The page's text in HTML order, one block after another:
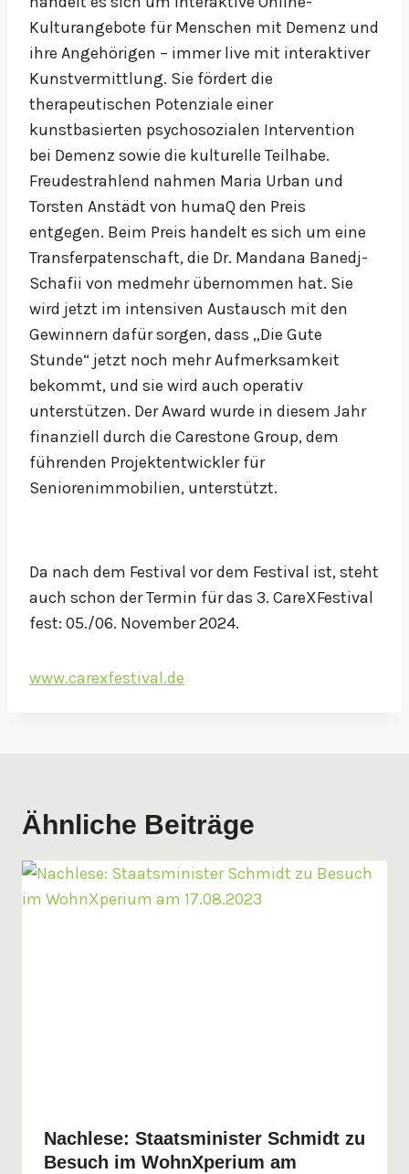
Kulturangebote für Menschen mit Demenz und
ihre Angehörigen – immer live mit interaktiver
Kunstvermittlung. Sie fördert die
therapeutischen Potenziale einer
kunstbasierten psychosozialen Intervention
bei Demenz sowie die kulturelle Teilhabe.
Freudestrahlend nahmen Maria Urban und
Torsten Anstädt von humaQ den Preis
entgegen. Beim Preis handelt es sich um eine
Transferpatenschaft, die Dr. Mandana Banedj-
Schafii von medmehr übernommen hat. Sie
wird jetzt im intensiven Austausch mit den
Gewinnern dafür sorgen, dass „Die Gute
Stunde“ jetzt noch mehr Aufmerksamkeit
bekommt, und sie wird auch operativ
unterstützen. Der Award wurde in diesem Jahr
finanziell durch die Carestone Group, dem
führenden Projektentwickler für
Seniorenimmobilien, unterstützt.
Da nach dem Festival vor dem Festival ist, steht
auch schon der Termin für das 3. CareXFestival
fest: 05./06. November 2024.
www.carexfestival.de
Ähnliche Beiträge
Nachlese: Staatsminister Schmidt zu
Besuch im WohnXperium am